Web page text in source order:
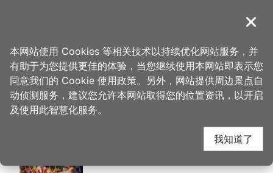
導覽
首页 > 想去的地方 > 美食、购物 > 新百王餐厅
新百王餐厅 周边景点
关闭
本网站使用 Cookies 等相关技术以持续优化网站服务，并
有助于为您提供更佳的体验，当您继续使用本网站即表示您
同意我们的 Cookie 使用政策。另外，网站提供周边景点自
动侦测服务，建议您允许本网站取得您的位置资讯，以开启
及使用此智慧化服务。
我知道了